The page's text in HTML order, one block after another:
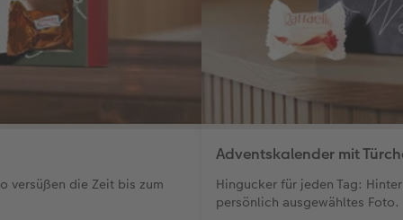
versüßen die Zeit bis zum
Adventskalender mit
Hingucker für jeden Tag:
persönlich ausgewähltes